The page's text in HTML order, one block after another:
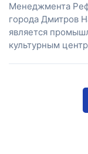
Менеджмента
города Дмитров
является
культурным